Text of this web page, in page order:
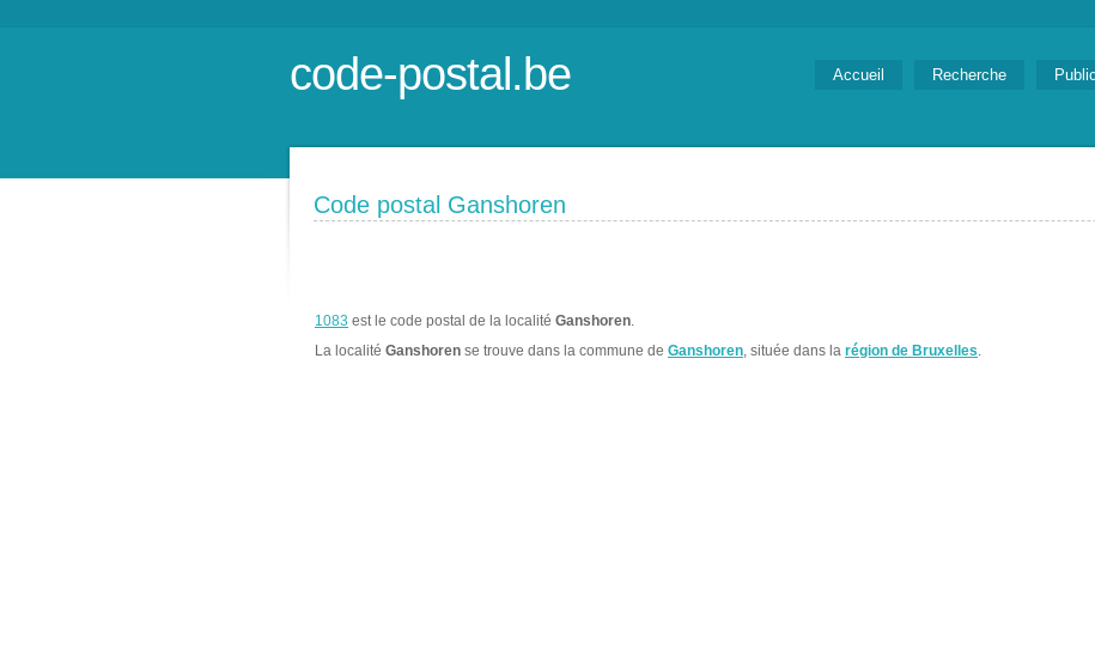
code-postal.be Accueil Recherche
Code postal Ganshoren
1083 est le code postal de la localité Ganshoren.
La localité Ganshoren se trouve dans la commune de Ganshoren, située dans la région de Bruxelles.